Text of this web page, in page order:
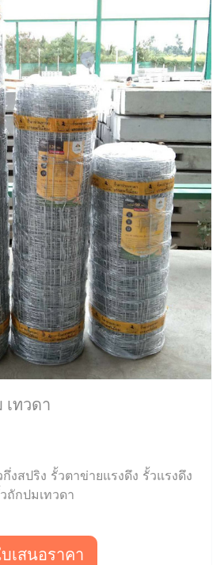
ทวดา
งสปริง รั้วตาข่ายแรงดึง รั้วแรงดึง
ถักปมเทวดา
เสนอราคา